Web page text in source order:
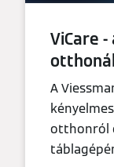
ViCare
A
otthonról